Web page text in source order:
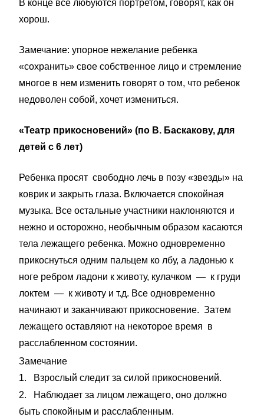
В конце все любуются портретом, говорят, как он
хорош.
Замечание: упорное нежелание ребенка
«сохранить» свое собственное лицо и стремление
многое в нем изменить говорят о том, что ребенок
недоволен собой, хочет измениться.
«Театр прикосновений» (по В. Баскакову, для
детей с 6 лет)
Ребенка просят свободно лечь в позу «звезды» на
коврик и закрыть глаза. Включается спокойная
музыка. Все остальные участники наклоняются и
нежно и осторожно, необыч­ным образом касаются
тела лежащего ребенка. Можно одновре­менно
прикоснуться одним пальцем ко лбу, а ладонью к
ноге ребром ладони к животу, кулачком — к груди
локтем — к животу и т.д. Все одновременно
начинают и заканчивают при­косновение. Затем
лежащего оставляют на некоторое время в
расслабленном состоянии.
Замечание
1.
Взрослый следит за силой прикосновений.
2.
Наблюдает за лицом лежащего, оно должно
быть спокойным и расслабленным.